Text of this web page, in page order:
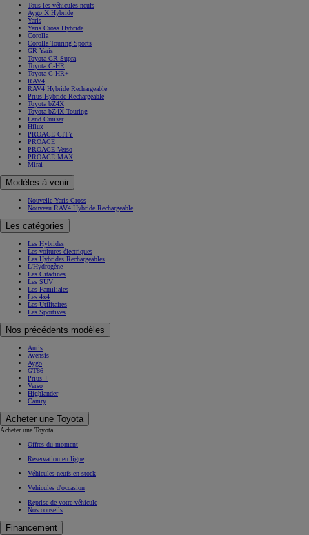
Tous les véhicules neufs
Aygo X Hybride
Yaris
Yaris Cross Hybride
Corolla
Corolla Touring Sports
GR Yaris
Toyota GR Supra
Toyota C-HR
Toyota C-HR+
RAV4
RAV4 Hybride Rechargeable
Prius Hybride Rechargeable
Toyota bZ4X
Toyota bZ4X Touring
Land Cruiser
Hilux
PROACE CITY
PROACE
PROACE Verso
PROACE MAX
Mirai
Modèles à venir
Nouvelle Yaris Cross
Nouveau RAV4 Hybride Rechargeable
Les catégories
Les Hybrides
Les voitures électriques
Les Hybrides Rechargeables
L'Hydrogène
Les Citadines
Les SUV
Les Familiales
Les 4x4
Les Utilitaires
Les Sportives
Nos précédents modèles
Auris
Avensis
Aygo
GT86
Prius +
Verso
Highlander
Camry
Acheter une Toyota
Acheter une Toyota
Offres du moment
Réservation en ligne
Véhicules neufs en stock
Véhicules d'occasion
Reprise de votre véhicule
Nos conseils
Financement